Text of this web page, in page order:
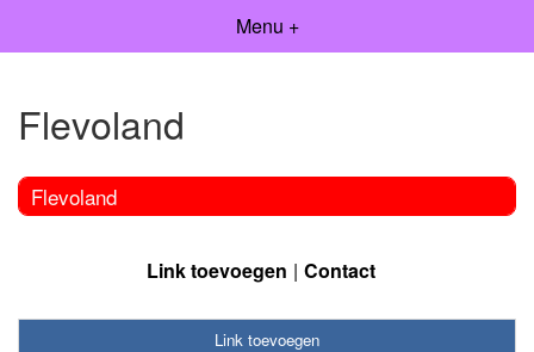
Menu +
Flevoland
Flevoland
Link toevoegen Contact
Link toevoegen